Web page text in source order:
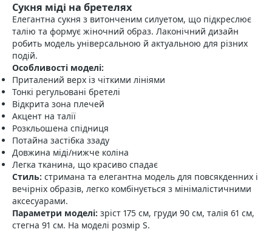
Сукня міді на бретелях
Елегантна сукня з витонченим силуетом, що підкреслює
талію та формує жіночний образ. Лаконічний дизайн
робить модель універсальною й актуальною для різних
подій.
Особливості моделі:
Приталений верх із чіткими лініями
Тонкі регульовані бретелі
Відкрита зона плечей
Акцент на талії
Розкльошена спідниця
Потайна застібка ззаду
Довжина міді/нижче коліна
Легка тканина, що красиво спадає
Стиль: стримана та елегантна модель для повсякденних і
вечірніх образів, легко комбінується з мінімалістичними
аксесуарами.
Параметри моделі: зріст 175 см, груди 90 см, талія 61 см,
стегна 91 см. На моделі розмір S.